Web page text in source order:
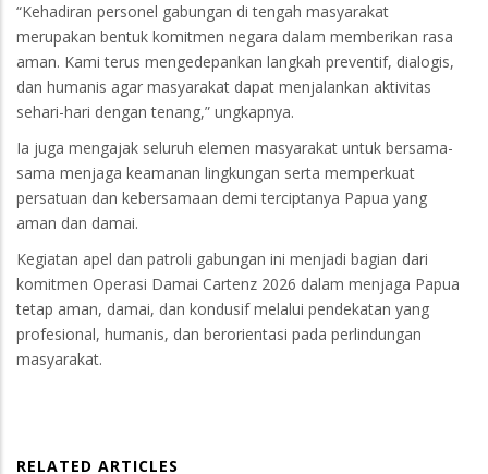
“Kehadiran personel gabungan di tengah masyarakat
merupakan bentuk komitmen negara dalam memberikan rasa
aman. Kami terus mengedepankan langkah preventif, dialogis,
dan humanis agar masyarakat dapat menjalankan aktivitas
sehari-hari dengan tenang,” ungkapnya.
Ia juga mengajak seluruh elemen masyarakat untuk bersama-
sama menjaga keamanan lingkungan serta memperkuat
persatuan dan kebersamaan demi terciptanya Papua yang
aman dan damai.
Kegiatan apel dan patroli gabungan ini menjadi bagian dari
komitmen Operasi Damai Cartenz 2026 dalam menjaga Papua
tetap aman, damai, dan kondusif melalui pendekatan yang
profesional, humanis, dan berorientasi pada perlindungan
masyarakat.
RELATED ARTICLES